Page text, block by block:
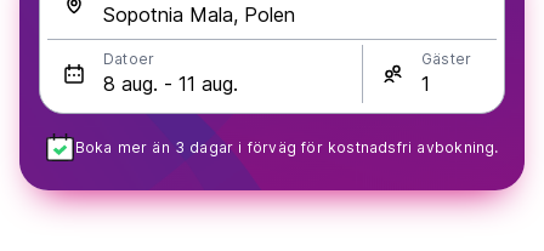
Datoer Gäster
Boka mer än 3 dagar i förväg för kostnadsfri avbokning.